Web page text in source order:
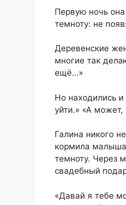
Первую ночь
темноту: не
Деревенские
многие так
ещё…»
Но находились
уйти.» «А может,
Галина никого
кормила
темноту. Через
свадебный
«Давай я тебе